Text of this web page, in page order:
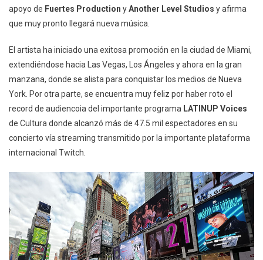
apoyo de Fuertes Production yAnother Level Studios y afirma
que muy pronto llegará nueva música.
El artista ha iniciado una exitosa promoción en la ciudad de Miami,
extendiéndose hacia Las Vegas, Los Ángeles y ahora en la gran
manzana, donde se alista para conquistar los medios de Nueva
York. Por otra parte, se encuentra muy feliz por haber roto el
record de audiencoia del importante programa LATINUP Voices
de Cultura donde alcanzó más de 47.5 mil espectadores en su
concierto vía streaming transmitido por la importante plataforma
internacional Twitch.